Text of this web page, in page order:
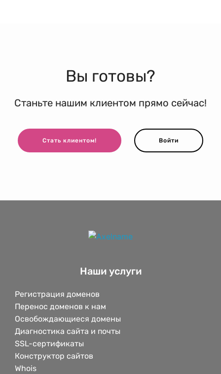
Вы готовы?
Станьте нашим клиентом прямо сейчас!
Стать клиентом! Войти
Наши услуги
Регистрация доменов
Перенос доменов к нам
Освобождающиеся домены
Диагностика сайта и почты
SSL-сертификаты
Конструктор сайтов
Whois